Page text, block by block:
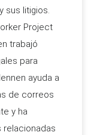
sus litigios.
Project
trabajó
para
ayuda a
de correos
y ha
relacionadas